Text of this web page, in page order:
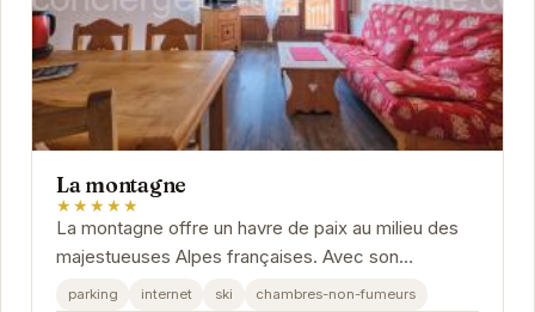
La montagne
★★★★★
La montagne offre un havre de paix au milieu des
majestueuses Alpes françaises. Avec son
emplacement idéal, ses équipements modernes et
parking internet ski chambres-non-fumeurs